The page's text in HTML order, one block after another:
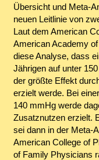
Übersicht und Meta-
neuen Leitlinie von
Laut dem American
American Academy
diese Analyse, dass
Jährigen auf unter
der größte Effekt
erzielt werde. Bei
140 mmHg werde
Zusatznutzen erzielt.
sei dann in der Meta-
American College of
of Family Physicians